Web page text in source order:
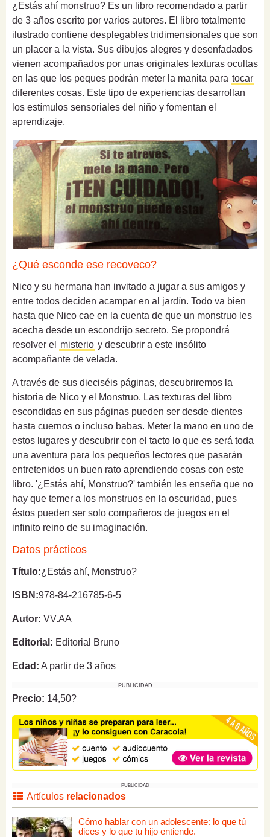
¿Estás ahí monstruo? Es un libro recomendado a partir
de 3 años escrito por varios autores. El libro totalmente
ilustrado contiene desplegables tridimensionales que son
un placer a la vista. Sus dibujos alegres y desenfadados
vienen acompañados por unas originales texturas ocultas
en las que los peques podrán meter la manita para tocar
diferentes cosas. Este tipo de experiencias desarrollan
los estímulos sensoriales del niño y fomentan el
aprendizaje.
¿Qué esconde ese recoveco?
Nico y su hermana han invitado a jugar a sus amigos y
entre todos deciden acampar en al jardín. Todo va bien
hasta que Nico cae en la cuenta de que un monstruo les
acecha desde un escondrijo secreto. Se propondrá
resolver el
misterio y descubrir a este insólito
acompañante de velada.
A través de sus dieciséis páginas, descubriremos la
historia de Nico y el Monstruo. Las texturas del libro
escondidas en sus páginas pueden ser desde dientes
hasta cuernos o incluso babas. Meter la mano en uno de
estos lugares y descubrir con el tacto lo que es será toda
una aventura para los pequeños lectores que pasarán
entretenidos un buen rato aprendiendo cosas con este
libro. '¿Estás ahí, Monstruo?' también les enseña que no
hay que temer a los monstruos en la oscuridad, pues
éstos pueden ser solo compañeros de juegos en el
infinito reino de su imaginación.
Datos prácticos
Título:¿Estás ahí, Monstruo?
ISBN:978-84-216785-6-5
Autor: VV.AA
Editorial: Editorial Bruno
Edad: A partir de 3 años
PUBLICIDAD
Precio: 14,50?
PUBLICIDAD
Artículos relacionados
Cómo hablar con un adolescente: lo que tú
dices y lo que tu hijo entiende.